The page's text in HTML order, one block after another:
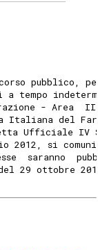
pubblico,
tempo
- Area
Italiana del
Ufficiale IV
2012, si
saranno
29 ottobre